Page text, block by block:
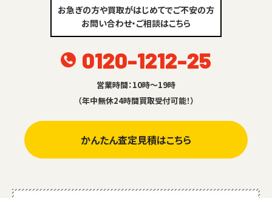
お急ぎの方や買取がはじめてでご不安の方
お問い合わせ・ご相談はこちら
0120-1212-25
営業時間：10時～19時
（年中無休24時間買取受付可能！）
かんたん査定見積はこちら